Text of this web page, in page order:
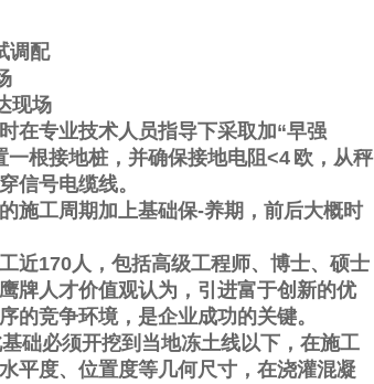
调配
现场
在专业技术人员指导下采取加“早强
根接地桩，并确保接地电阻<4 欧，从秤
信号电缆线。
施工周期加上基础保-养期，前后大概时
近170人，包括高级工程师、博士、硕士
鹰牌人才价值观认为，引进富于创新的优
的竞争环境，是企业成功的关键。
础必须开挖到当地冻土线以下，在施工
平度、位置度等几何尺寸，在浇灌混凝